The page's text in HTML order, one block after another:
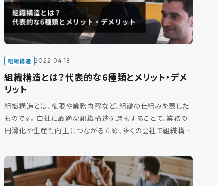
組織構造 2022.04.18
組織構造とは？代表的な6種類とメリット・デメ
リット
組織構造とは、権限や業務内容など、組織の仕組みを表した
ものです。 自社に最適な組織構造を選択することで、業務の
円滑化や生産性向上につながるため、多くの会社で組織構造
[…]